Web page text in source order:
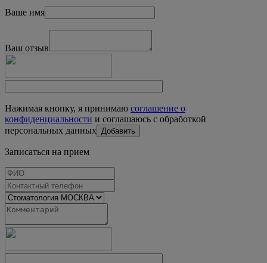
Ваше имя
Ваш отзыв
Нажимая кнопку, я принимаю соглашение о
конфиденциальности и соглашаюсь с обработкой
персональных данных
Записаться на прием